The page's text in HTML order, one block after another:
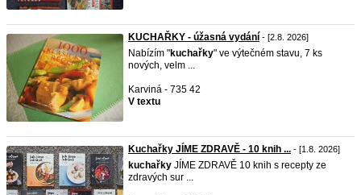
KUCHAŘKY - úžasná vydání - [2.8. 2026]
Nabízím "kuchařky" ve výtečném stavu, 7 ks
nových, velm ...
Karviná - 735 42
V textu
Kuchařky JÍME ZDRAVĚ - 10 knih ... - [1.8. 2026]
kuchařky JÍME ZDRAVĚ 10 knih s recepty ze
zdravých sur ...